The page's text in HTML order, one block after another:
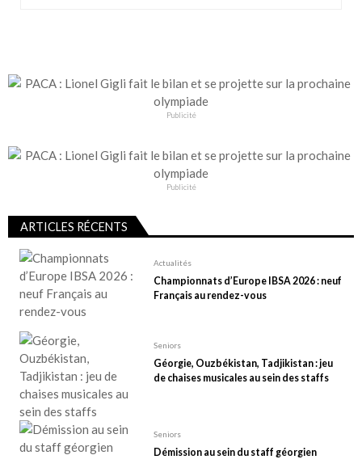
Publicité
Publicité
ARTICLES RÉCENTS
Actualités
Championnats d’Europe IBSA 2026 : neuf
Français au rendez-vous
Seniors
Géorgie, Ouzbékistan, Tadjikistan : jeu
de chaises musicales au sein des staffs
Seniors
Démission au sein du staff géorgien